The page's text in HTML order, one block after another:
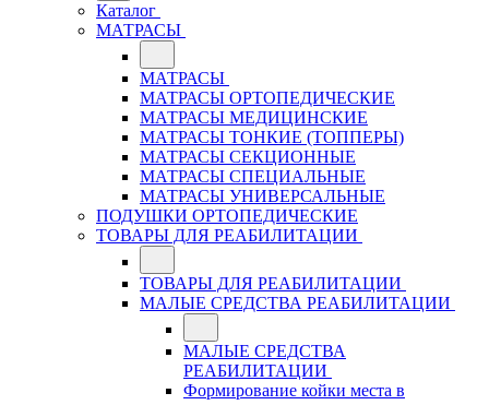
Каталог
МАТРАСЫ
МАТРАСЫ
МАТРАСЫ ОРТОПЕДИЧЕСКИЕ
МАТРАСЫ МЕДИЦИНСКИЕ
МАТРАСЫ ТОНКИЕ (ТОППЕРЫ)
МАТРАСЫ СЕКЦИОННЫЕ
МАТРАСЫ СПЕЦИАЛЬНЫЕ
МАТРАСЫ УНИВЕРСАЛЬНЫЕ
ПОДУШКИ ОРТОПЕДИЧЕСКИЕ
ТОВАРЫ ДЛЯ РЕАБИЛИТАЦИИ
ТОВАРЫ ДЛЯ РЕАБИЛИТАЦИИ
МАЛЫЕ СРЕДСТВА РЕАБИЛИТАЦИИ
МАЛЫЕ СРЕДСТВА
РЕАБИЛИТАЦИИ
Формирование койки места в